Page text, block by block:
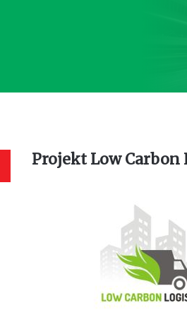
Projekt Low Carbon